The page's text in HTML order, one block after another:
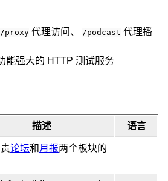
/proxy 代理访问、 /podcast 代理播
能强大的 HTTP 测试服务
描述 语言
论坛和 月报两个板块的